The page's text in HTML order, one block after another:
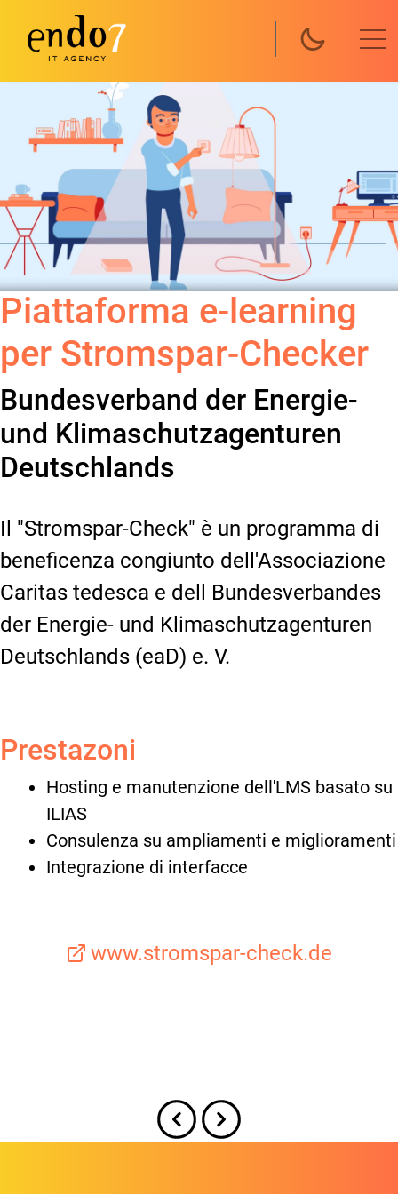
Piattaforma e-learning
per Stromspar-Checker
Bundesverband der Energie-
und Klimaschutzagenturen
Deutschlands
Il "Stromspar-Check" è un programma di
beneficenza congiunto dell'Associazione
Caritas tedesca e dell Bundesverbandes
der Energie- und Klimaschutzagenturen
Deutschlands (eaD) e. V.
Prestazoni
Hosting e manutenzione dell'LMS basato su
ILIAS
Consulenza su ampliamenti e miglioramenti
Integrazione di interfacce
www.stromspar-check.de